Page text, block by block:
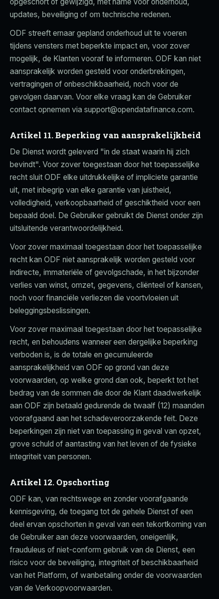
updates, beveiliging of om technische redenen.
ODF streeft ernaar gepland onderhoud uit te voeren
tijdens vensters met beperkte impact en, voor zover
mogelijk, de Klanten vooraf te informeren. ODF kan niet
aansprakelijk worden gesteld voor onderbrekingen,
vertragingen of onbeschikbaarheid, noch voor de
gevolgen daarvan. Voor elke vraag kan de Gebruiker
contact opnemen via support@opendatafinance.com.
Artikel 11. Beperking van aansprakelijkheid
De Dienst wordt geleverd "in de staat waarin hij zich
bevindt". Voor zover toegestaan door het toepasselijke
recht sluit ODF elke uitdrukkelijke of impliciete garantie
uit, met inbegrip van elke garantie van juistheid,
volledigheid, verkoopbaarheid of geschiktheid voor een
bepaald doel. De Gebruiker gebruikt de Dienst onder zijn
uitsluitende verantwoordelijkheid.
Voor zover maximaal toegestaan door het toepasselijke
recht kan ODF niet aansprakelijk worden gesteld voor
indirecte, immateriële of gevolgschade, in het bijzonder
verlies van winst, omzet, gegevens, cliënteel of kansen,
noch voor financiële verliezen die voortvloeien uit
beleggingsbeslissingen.
Voor zover maximaal toegestaan door het toepasselijke
recht, en behoudens wanneer een dergelijke beperking
verboden is, is de totale en gecumuleerde
aansprakelijkheid van ODF op grond van deze
voorwaarden, op welke grond dan ook, beperkt tot het
bedrag van de sommen die door de Klant daadwerkelijk
aan ODF zijn betaald gedurende de twaalf (12) maanden
voorafgaand aan het schadeveroorzakende feit. Deze
beperkingen zijn niet van toepassing in geval van opzet,
grove schuld of aantasting van het leven of de fysieke
integriteit van personen.
Artikel 12. Opschorting
ODF kan, van rechtswege en zonder voorafgaande
kennisgeving, de toegang tot de gehele Dienst of een
deel ervan opschorten in geval van een tekortkoming van
de Gebruiker aan deze voorwaarden, oneigenlijk,
frauduleus of niet-conform gebruik van de Dienst, een
risico voor de beveiliging, integriteit of beschikbaarheid
van het Platform, of wanbetaling onder de voorwaarden
van de Verkoopvoorwaarden.